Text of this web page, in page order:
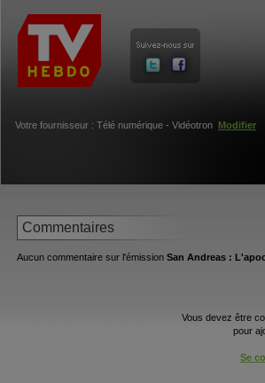
Votre fournisseur : Télé numérique - Vidéotron Modifier
Commentaires
Aucun commentaire sur l'émission San Andreas :
Vous devez être
pour
Se